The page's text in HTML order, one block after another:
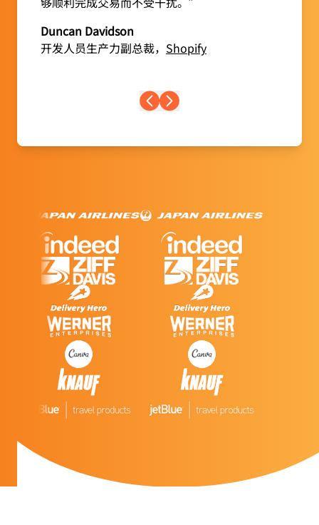
Duncan Davidson
开发人员生产力副总裁， Shopify